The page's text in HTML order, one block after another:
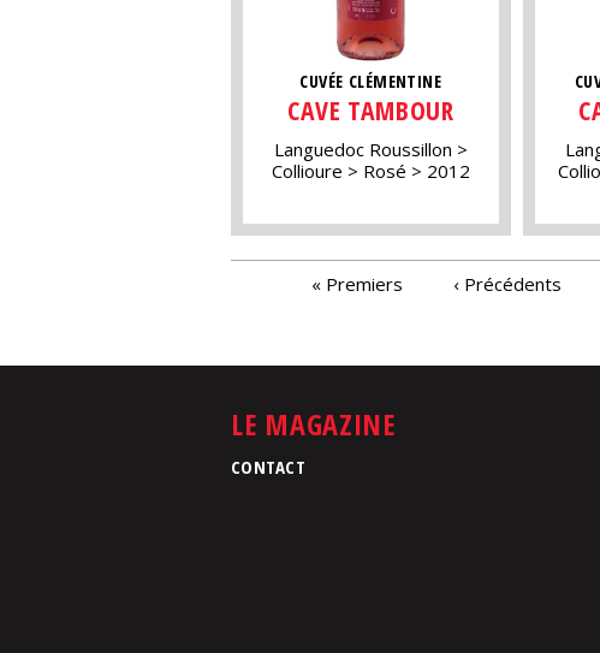
CUVÉE CLÉMENTINE
CAVE TAMBOUR
Languedoc Roussillon
Collioure
Rosé 2012
« Premiers ‹ Précédents
LE MAGAZINE
CONTACT